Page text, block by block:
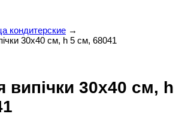
кондитерские →
30х40 см, h 5 см, 68041
випічки 30х40 см, h